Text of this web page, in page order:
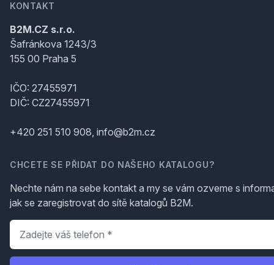
KONTAKT
B2M.CZ s.r.o.
Šafránkova 1243/3
155 00 Praha 5
IČO: 27455971
DIČ: CZ27455971
+420 251 510 908, info@b2m.cz
CHCETE SE PŘIDAT DO NAŠEHO KATALOGU?
Nechte nám na sebe kontakt a my se vám ozveme s
jak se zaregistrovat do sítě katalogů B2M.
Telefon